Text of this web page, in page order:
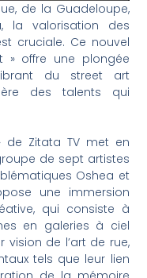
de la Guadeloupe,
la valorisation des
cruciale. Ce nouvel
» offre une plongée
du street art
des talents qui
de Zitata TV met en
de sept artistes
Oshea et
une immersion
qui consiste à
en galeries à ciel
vision de l’art de rue,
tels que leur lien